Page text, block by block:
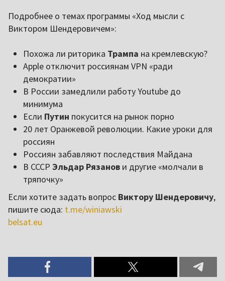
Подробнее о темах программы «Ход мысли с
Виктором Шендеровичем»:
Похожа ли риторика Трампа на кремлевскую?
Apple отключит россиянам VPN «ради
демократии»
В России замедлили работу Youtube до
минимума
Если Путин покусится на рынок порно
20 лет Оранжевой революции. Какие уроки для
россиян
Россиян забавляют последствия Майдана
В СССР Эльдар Рязанов и другие «молчали в
тряпочку»
Если хотите задать вопрос Виктору Шендеровичу,
пишите сюда: t.me/winiawski
belsat.eu